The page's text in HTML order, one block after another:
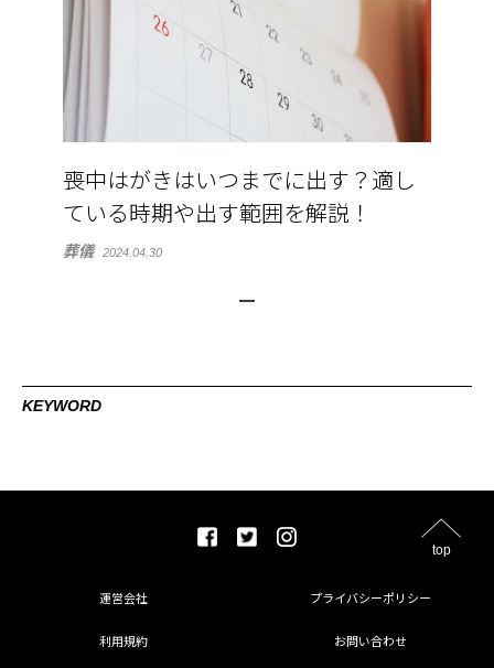
喪中はがきはいつまでに出す？適し
ている時期や出す範囲を解説！
葬儀 2024.04.30
KEYWORD
top
運営会社 プライバシーポリシー
利用規約 お問い合わせ